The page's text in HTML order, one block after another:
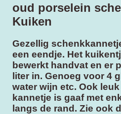
oud porselein
Kuiken
Gezellig
een eendje. Het
bewerkt handvat en er
liter in. Genoeg voor 4
water wijn etc. Ook
kannetje is gaaf met
langs de rand. Zie ook